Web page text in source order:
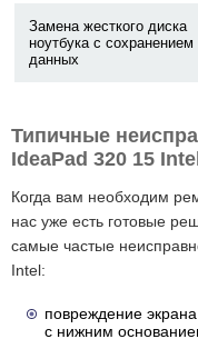
Замена жесткого диска
ноутбука с сохранением
данных
Типичные
IdeaPad 320 15 Intel
Когда вам необходим
нас уже есть готовые
самые частые
Intel:
повреждение
с нижним